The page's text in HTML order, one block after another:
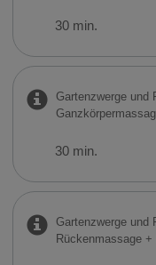
30 min.
Gartenzwerge und
30 min.
Gartenzwerge und
Rückenmassage